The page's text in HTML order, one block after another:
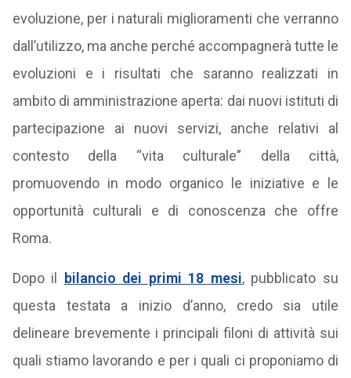
evoluzione, per i naturali miglioramenti che verranno
dall’utilizzo, ma anche perché accompagnerà tutte le
evoluzioni e i risultati che saranno realizzati in
ambito di amministrazione aperta: dai nuovi istituti di
partecipazione ai nuovi servizi, anche relativi al
contesto della “vita culturale” della città,
promuovendo in modo organico le iniziative e le
opportunità culturali e di conoscenza che offre
Roma.
Dopo il bilancio dei primi 18 mesi, pubblicato su
questa testata a inizio d’anno, credo sia utile
delineare brevemente i principali filoni di attività sui
quali stiamo lavorando e per i quali ci proponiamo di